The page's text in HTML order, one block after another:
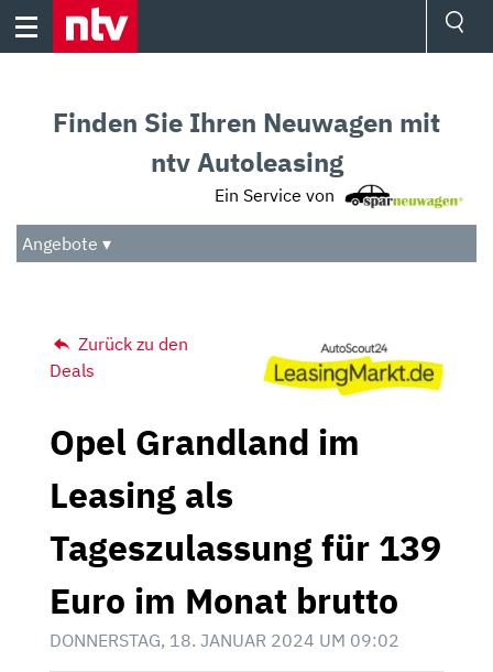
Skip
Audio
Das Beste
Finden Sie Ihren Neuwagen mit
ntv Autoleasing
Ein Service von
Angebote ▾
Zurück zu den
Deals
Opel Grandland im
Leasing als
Tageszulassung für 139
Euro im Monat brutto
DONNERSTAG, 18. JANUAR 2024 UM 09:02